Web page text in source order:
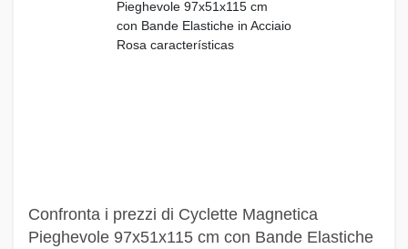
Confronta i prezzi di Cyclette Magnetica
Pieghevole 97x51x115 cm con Bande Elastiche